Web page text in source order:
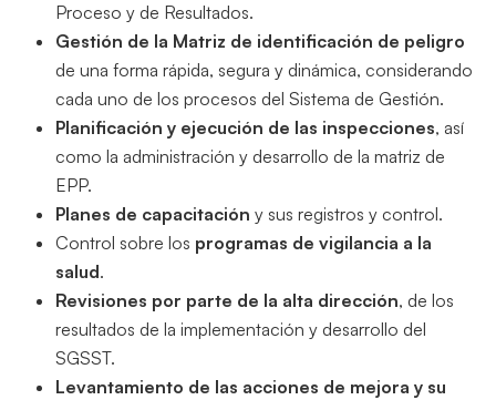
Proceso y de Resultados.
Gestión de la Matriz de identificación de peligro
de una forma rápida, segura y dinámica, considerando
cada uno de los procesos del Sistema de Gestión.
Planificación y ejecución de las inspecciones, así
como la administración y desarrollo de la matriz de
EPP.
Planes de capacitación y sus registros y control.
Control sobre los programas de vigilancia a la
salud.
Revisiones por parte de la alta dirección, de los
resultados de la implementación y desarrollo del
SGSST.
Levantamiento de las acciones de mejora y su